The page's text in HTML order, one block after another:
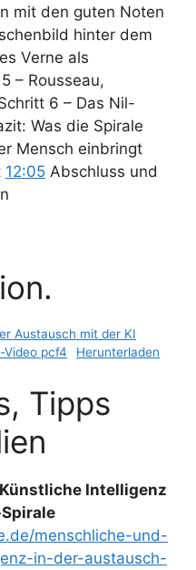
mit den guten Noten
hinter dem
Verne als
– Rousseau,
6 – Das Nil-
Was die Spirale
Mensch einbringt
12:05 Abschluss und
Austausch mit der KI
Video pcf4
Herunterladen
Tipps
Intelligenz
menschliche-und-
in-der-austausch-